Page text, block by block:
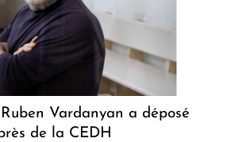
Vardanyan a déposé
de la CEDH